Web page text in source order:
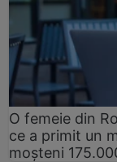
O femeie din
ce a primit un
moșteni